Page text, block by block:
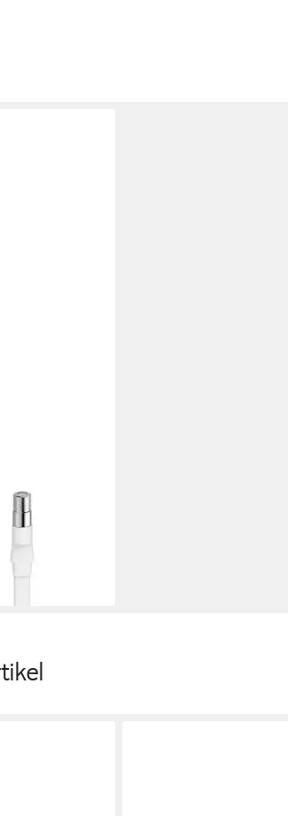
F-Kupplung -
F-Verbinder